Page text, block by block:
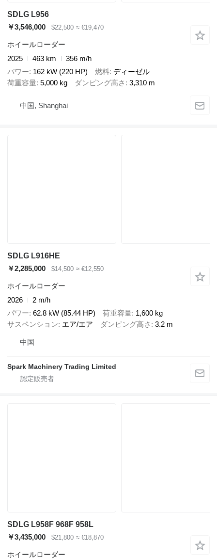
SDLG L956
￥3,546,000
$22,500 ≈ €19,470
ホイールローダー
2025
463 km
356 m/h
パワー 162 kW (220 HP) 燃料 ディーゼル
荷重容量 5,000 kg ダンピング高さ 3,310 m
中国, Shanghai
SDLG L916HE
￥2,285,000
$14,500 ≈ €12,550
ホイールローダー
2026
2 m/h
パワー 62.8 kW (85.44 HP) 荷重容量 1,600 kg
サスペンション エア/エア ダンピング高さ 3.2 m
中国
Spark Machinery Trading Limited
SDLG L958F 968F 958L
￥3,435,000
$21,800 ≈ €18,870
ホイールローダー